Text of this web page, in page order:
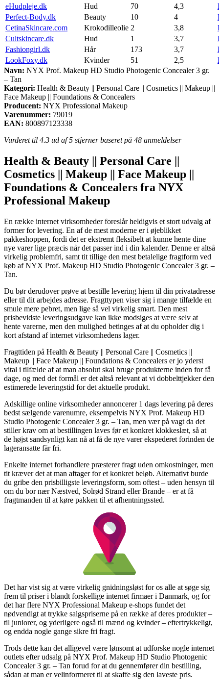
eHudpleje.dk
Hud 70 4,3
Perfect-Body.dk
Beauty 10 4
CetinaSkincare.com
Krokodilleolie 2 3,8
Cultskincare.dk
Hud 1 3,7
Fashiongirl.dk
Hår 173 3,7
LookFoxy.dk
Kvinder 51 2,5
Navn: NYX Prof. Makeup HD Studio Photogenic Concealer 3 gr.
– Tan
Kategori: Health & Beauty || Personal Care || Cosmetics || Makeup ||
Face Makeup || Foundations & Concealers
Producent: NYX Professional Makeup
Varenummer: 79019
EAN: 800897123338
Vurderet til 4.3 ud af 5 stjerner baseret på 48 anmeldelser
Health & Beauty || Personal Care ||
Cosmetics || Makeup || Face Makeup ||
Foundations & Concealers fra NYX
Professional Makeup
En række internet virksomheder foreslår heldigvis et stort udvalg af
former for levering. En af de mest moderne er i øjeblikket
pakkeshoppen, fordi det er ekstremt fleksibelt at kunne hente dine
nye varer lige præcis når det passer ind i din kalender. Denne er altså
virkelig problemfri, samt tit tillige den mest betalelige fragtform ved
køb af NYX Prof. Makeup HD Studio Photogenic Concealer 3 gr. –
Tan.
Du bør derudover prøve at bestille levering hjem til din privatadresse
eller til dit arbejdes adresse. Fragttypen viser sig i mange tilfælde en
smule mere pebret, men lige så vel virkelig smart. Den mest
prisbevidste leveringsudgave kan ikke modsiges at være selv at
hente varerne, men den mulighed betinges af at du opholder dig i
kort afstand af internet virksomhedens lager.
Fragttiden på Health & Beauty || Personal Care || Cosmetics ||
Makeup || Face Makeup || Foundations & Concealers er jo yderst
vital i tilfælde af at man absolut skal bruge produkterne inden for få
dage, og med det formål er det altså relevant at vi dobbelttjekker den
estimerede leveringstid for det aktuelle produkt.
Adskillige online virksomheder annoncerer 1 dags levering på deres
bedst sælgende varenumre, eksempelvis NYX Prof. Makeup HD
Studio Photogenic Concealer 3 gr. – Tan, men vær på vagt da det
stiller krav om at bestillingen laves før et konkret klokkeslæt, så at
de højst sandsynligt kan nå at få de nye varer ekspederet forinden de
lageransatte får fri.
Enkelte internet forhandlere præsterer fragt uden omkostninger, men
tit kræver det at man aftager for et konkret beløb. Alternativt burde
du gribe den prisbilligste leveringsform, som oftest – uden hensyn til
om du bor nær Næstved, Solrød Strand eller Brande – er at få
fragtmanden til at køre pakken til et afhentningssted.
Det har vist sig at være virkelig gnidningsløst for os alle at søge sig
frem til priser i blandt forskellige internet firmaer i Danmark, og for
det har flere NYX Professional Makeup e-shops fundet det
nødvendigt at trykke salgspriserne på en række af deres produkter –
til juniorer, og yderligere også til mænd og kvinder – eftertrykkeligt,
og endda nogle gange sikre fri fragt.
Trods dette kan det alligevel være lønsomt at udforske nogle internet
outlets efter udsalg på NYX Prof. Makeup HD Studio Photogenic
Concealer 3 gr. – Tan forud for at du gennemfører din bestilling,
sådan at man er velinformeret til at skaffe sig den laveste pris.